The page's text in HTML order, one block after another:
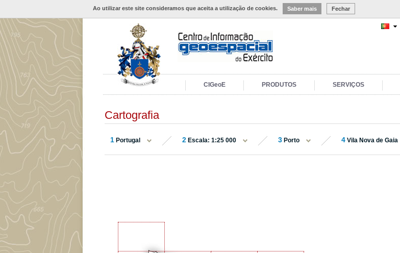
Ao utilizar este site consideramos que aceita a utilização de cookies. Saber mais Fechar
CIGeoE PRODUTOS SERVIÇOS
Cartografia
1 Portugal 2 Escala: 1:25 000 3 Porto 4 Vila Nova de Gaia